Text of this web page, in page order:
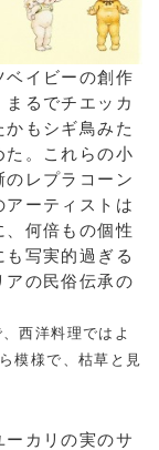
イビーの創作
るでチエッカ
もシギ鳥みた
た。これらの小
のレプラコーン
アーティストは
、何倍もの個性
写実的過ぎる
アの民俗伝承の
西洋料理ではよ
模様で、枯草と見
カリの実のサ